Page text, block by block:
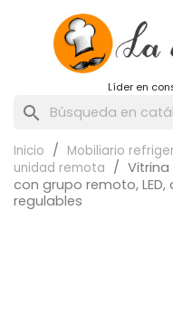
Líder en
search
Inicio Mobiliario
unidad remota
Vitrina
con grupo remoto,
regulables